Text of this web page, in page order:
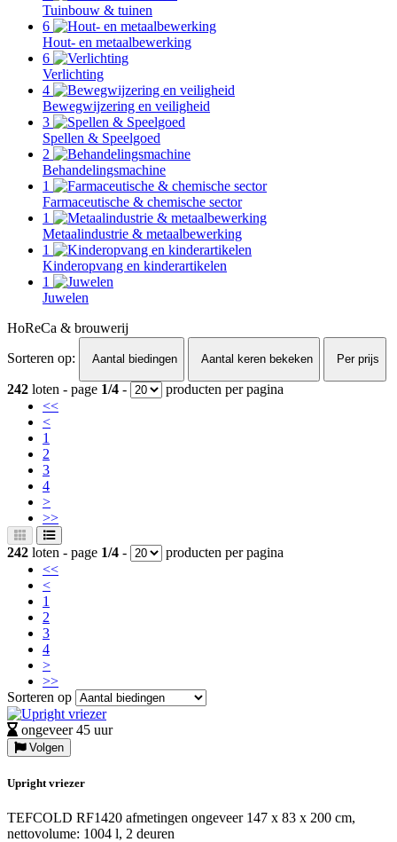
Tuinbouw & tuinen
6
Hout- en metaalbewerking
6
Verlichting
4
Bewegwijzering en veiligheid
3
Spellen & Speelgoed
2
Behandelingsmachine
1
Farmaceutische & chemische sector
1
Metaalindustrie & metaalbewerking
1
Kinderopvang en kinderartikelen
1
Juwelen
HoReCa & brouwerij
Sorteren op:
Aantal biedingen Aantal keren bekeken Per prijs
242 loten - page 1/4 -
producten per pagina
<<
<
1
2
3
4
>
>>
242 loten - page 1/4 -
producten per pagina
<<
<
1
2
3
4
>
>>
Sorteren op
ongeveer 45 uur
Volgen
Upright vriezer
TEFCOLD RF1420 afmetingen ongeveer 147 x 83 x 200 cm,
nettovolume: 1004 l, 2 deuren